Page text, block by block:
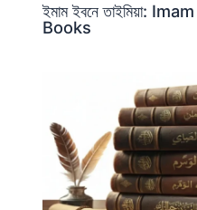
ইমাম ইবনে তাইমিয়া:
Books